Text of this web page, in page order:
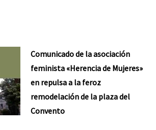
Comunicado de la asociación
feminista «Herencia de Mujeres»
en repulsa a la feroz
remodelación de la plaza del
Convento